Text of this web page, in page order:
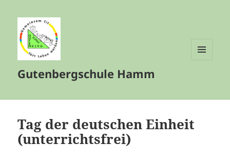
Gutenbergschule Hamm
Tag der deutschen Einheit
(unterrichtsfrei)